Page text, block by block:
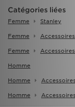
Catégories liées
Femme Stanley
Femme
Femme
Homme
Homme
Homme